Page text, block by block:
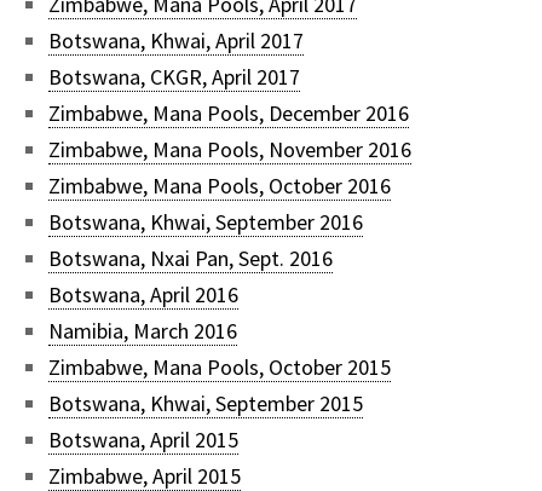
Botswana, Khwai, April 2017
Botswana, CKGR, April 2017
Zimbabwe, Mana Pools, December 2016
Zimbabwe, Mana Pools, November 2016
Zimbabwe, Mana Pools, October 2016
Botswana, Khwai, September 2016
Botswana, Nxai Pan, Sept. 2016
Botswana, April 2016
Namibia, March 2016
Zimbabwe, Mana Pools, October 2015
Botswana, Khwai, September 2015
Botswana, April 2015
Zimbabwe, April 2015